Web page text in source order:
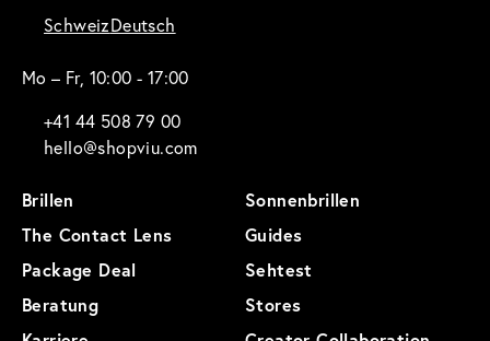
SchweizDeutsch
Mo – Fr, 10:00 - 17:00
+41 44 508 79 00
hello@shopviu.com
Brillen
Sonnenbrillen
The Contact Lens
Guides
Package Deal
Sehtest
Beratung
Stores